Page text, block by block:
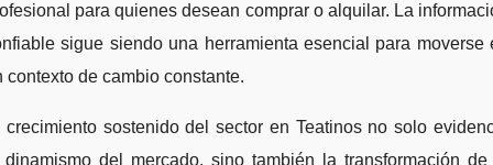
para quienes desean comprar o alquilar. La
sigue siendo una herramienta esencial para moverse
contexto de cambio constante.
crecimiento sostenido del sector en Teatinos no solo
del mercado, sino también la transformación